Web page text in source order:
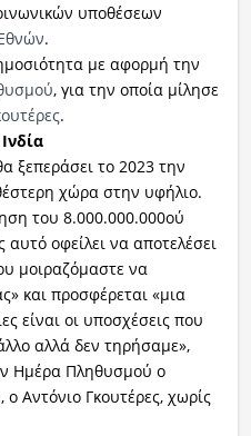
υποθέσεων
.
με αφορμή την
, για την οποία μίλησε
.
ξεπεράσει το 2023 την
χώρα στην υφήλιο.
του 8.000.000.000ού
αυτό οφείλει να αποτελέσει
μοιραζόμαστε να
και προσφέρεται «μια
είναι οι υποσχέσεις που
αλλά δεν τηρήσαμε»,
Ημέρα Πληθυσμού ο
Αντόνιο Γκουτέρες, χωρίς